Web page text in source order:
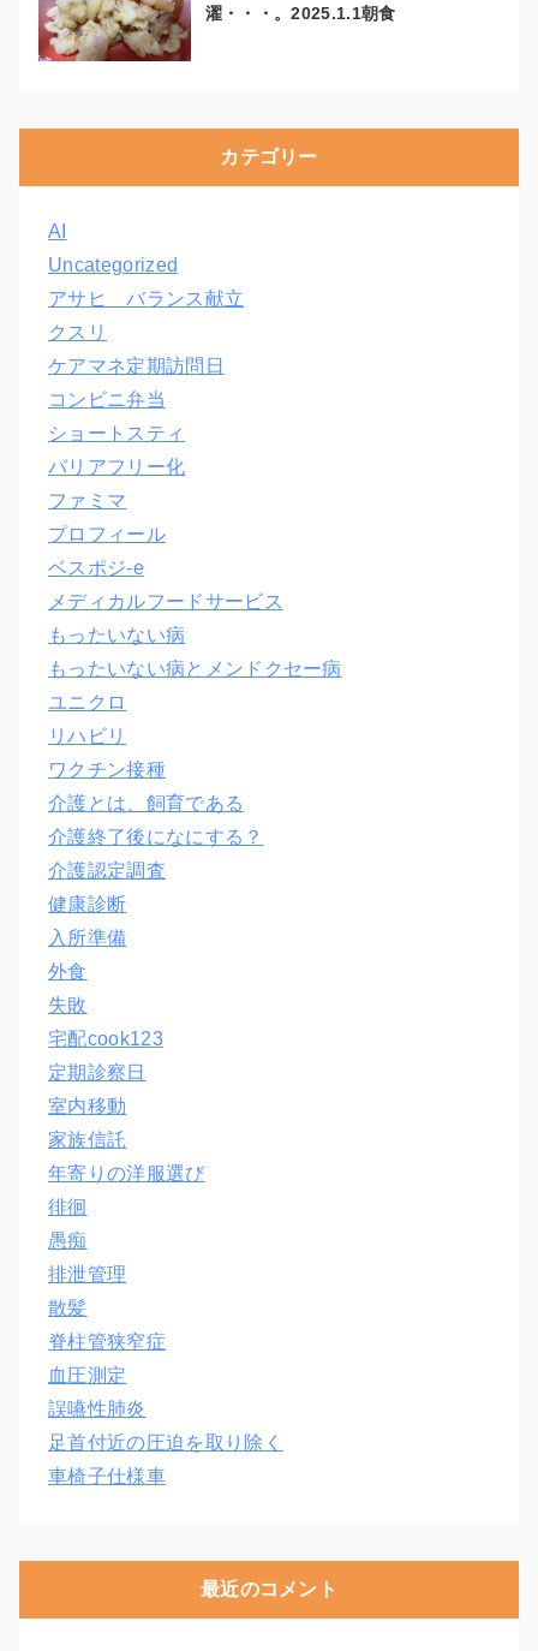
濯・・・。2025.1.1朝食
カテゴリー
AI
Uncategorized
アサヒ バランス献立
クスリ
ケアマネ定期訪問日
コンビニ弁当
ショートスティ
バリアフリー化
ファミマ
プロフィール
ベスポジ-e
メディカルフードサービス
もったいない病
もったいない病とメンドクセー病
ユニクロ
リハビリ
ワクチン接種
介護とは、飼育である
介護終了後になにする？
介護認定調査
健康診断
入所準備
外食
失敗
宅配cook123
定期診察日
室内移動
家族信託
年寄りの洋服選び
徘徊
愚痴
排泄管理
散髪
脊柱管狭窄症
血圧測定
誤嚥性肺炎
足首付近の圧迫を取り除く
車椅子仕様車
最近のコメント